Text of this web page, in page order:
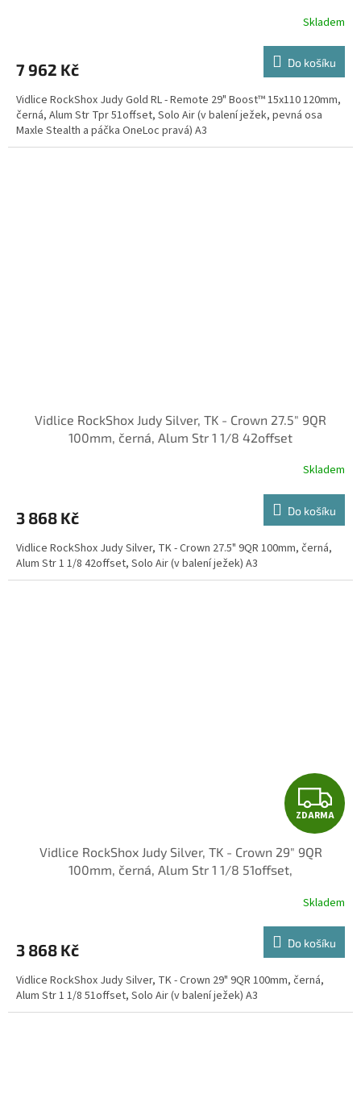
R
M
A
Skladem
7 962 Kč Do košíku
Vidlice RockShox Judy Gold RL - Remote 29" Boost™ 15x110 120mm,
černá, Alum Str Tpr 51offset, Solo Air (v balení ježek, pevná osa
Maxle Stealth a páčka OneLoc pravá) A3
Vidlice RockShox Judy Silver, TK - Crown 27.5" 9QR
100mm, černá, Alum Str 1 1/8 42offset
Skladem
3 868 Kč Do košíku
Vidlice RockShox Judy Silver, TK - Crown 27.5" 9QR 100mm, černá,
Alum Str 1 1/8 42offset, Solo Air (v balení ježek) A3
Z
D
R
M
A
ZDARMA
Vidlice RockShox Judy Silver, TK - Crown 29" 9QR
100mm, černá, Alum Str 1 1/8 51offset,
Skladem
3 868 Kč Do košíku
Vidlice RockShox Judy Silver, TK - Crown 29" 9QR 100mm, černá,
Alum Str 1 1/8 51offset, Solo Air (v balení ježek) A3